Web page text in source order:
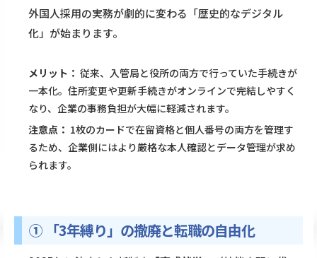
外国人採用の実務が劇的に変わる「歴史的なデジタル
化」が始まります。
メリット： 従来、入管局と役所の両方で行っていた手続きが
一本化。住所変更や更新手続きがオンラインで完結しやすく
なり、企業の事務負担が大幅に軽減されます。
注意点： 1枚のカードで在留資格と個人番号の両方を管理す
るため、企業側にはより厳格な本人確認とデータ管理が求め
られます。
① 「3年縛り」の撤廃と転職の自由化